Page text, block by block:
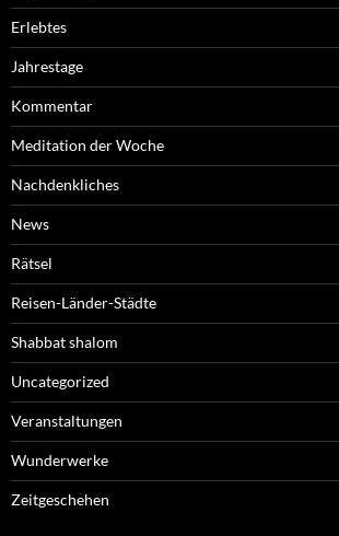
Erlebtes
Jahrestage
Kommentar
Meditation der Woche
Nachdenkliches
News
Rätsel
Reisen-Länder-Städte
Shabbat shalom
Uncategorized
Veranstaltungen
Wunderwerke
Zeitgeschehen